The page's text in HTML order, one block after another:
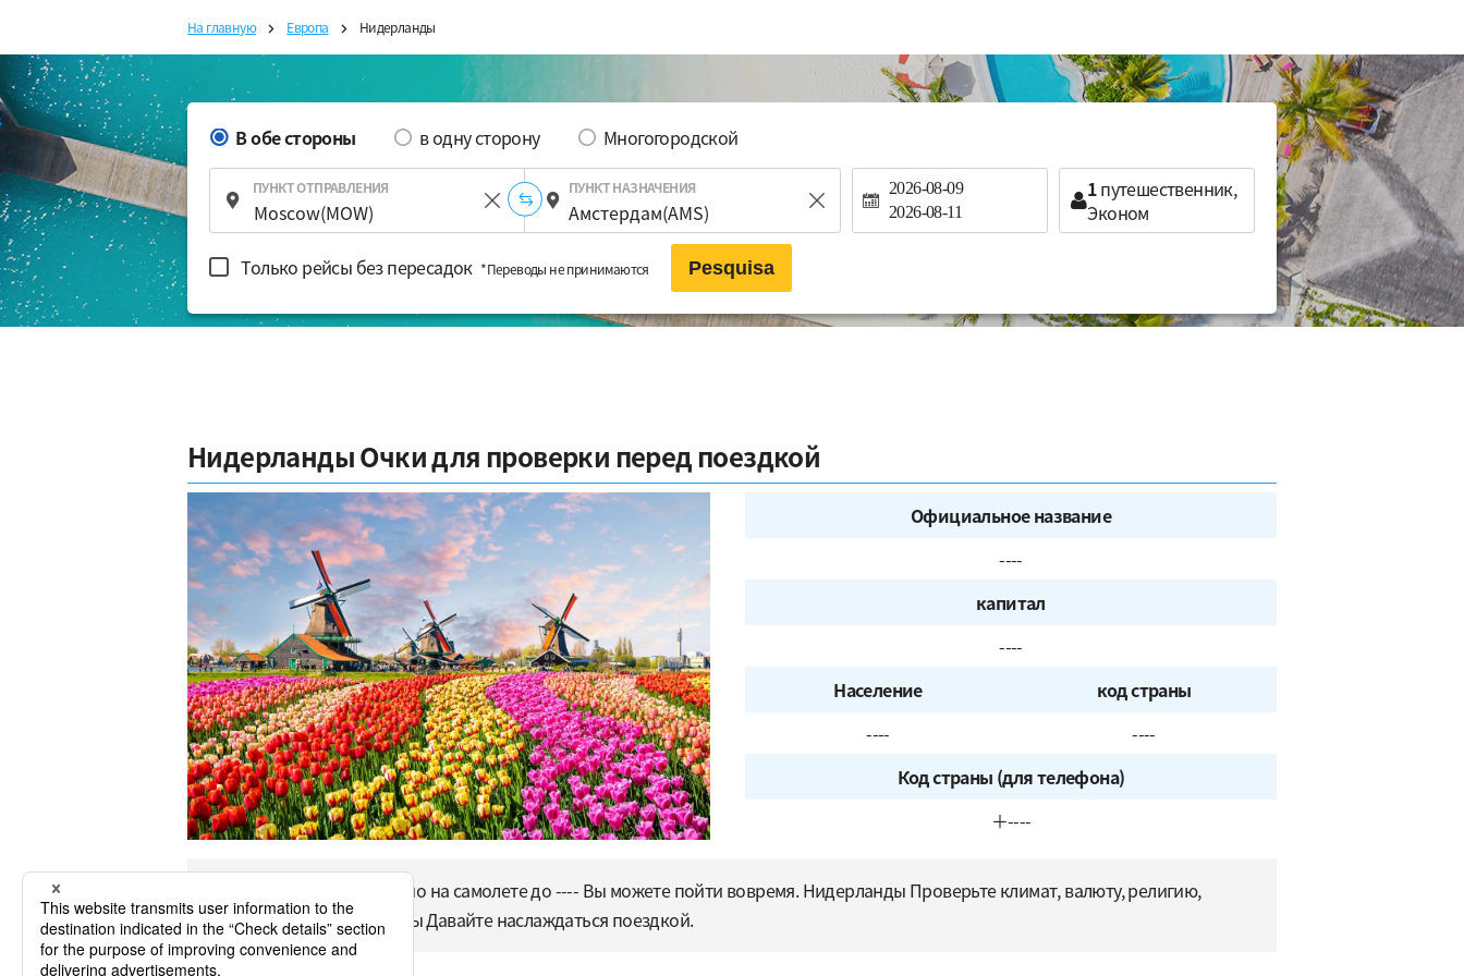
На главную Европа Нидерланды
В обе стороны в одну сторону Многогородской
ПУНКТ ОТПРАВЛЕНИЯ ПУНКТ НАЗНАЧЕНИЯ 2026-08-09
2026-08-11
1путешественник,
Эконом
Только рейсы без пересадок *Переводы не принимаются Pesquisa
Нидерланды Очки для проверки перед поездкой
Официальное название
----
капитал
----
Население
код страны
----
----
Код страны (для телефона)
＋----
Нидерланды Это примерно на самолете до ---- Вы можете пойти вовремя. Нидерланды Проверьте климат, валюту, религию,
манеры и т. Д. Нидерланды Давайте наслаждаться поездкой.